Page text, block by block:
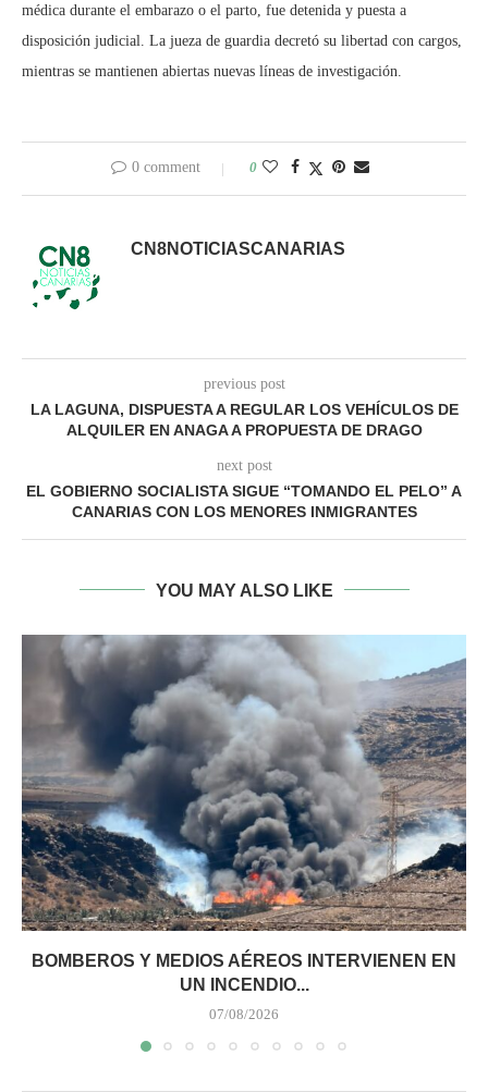
médica durante el embarazo o el parto, fue detenida y puesta a
disposición judicial. La jueza de guardia decretó su libertad con cargos,
mientras se mantienen abiertas nuevas líneas de investigación.
0 comment 0
CN8NOTICIASCANARIAS
previous post
LA LAGUNA, DISPUESTA A REGULAR LOS VEHÍCULOS DE
ALQUILER EN ANAGA A PROPUESTA DE DRAGO
next post
EL GOBIERNO SOCIALISTA SIGUE “TOMANDO EL PELO” A
CANARIAS CON LOS MENORES INMIGRANTES
YOU MAY ALSO LIKE
BOMBEROS Y MEDIOS AÉREOS INTERVIENEN EN
UN INCENDIO...
07/08/2026